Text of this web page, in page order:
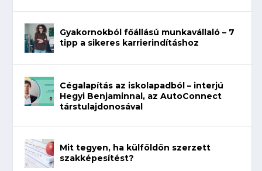
Gyakornokból főállású munkavállaló – 7
tipp a sikeres karrierindításhoz
Cégalapítás az iskolapadból – interjú
Hegyi Benjaminnal, az AutoConnect
társtulajdonosával
Mit tegyen, ha külföldön szerzett
szakképesítést?